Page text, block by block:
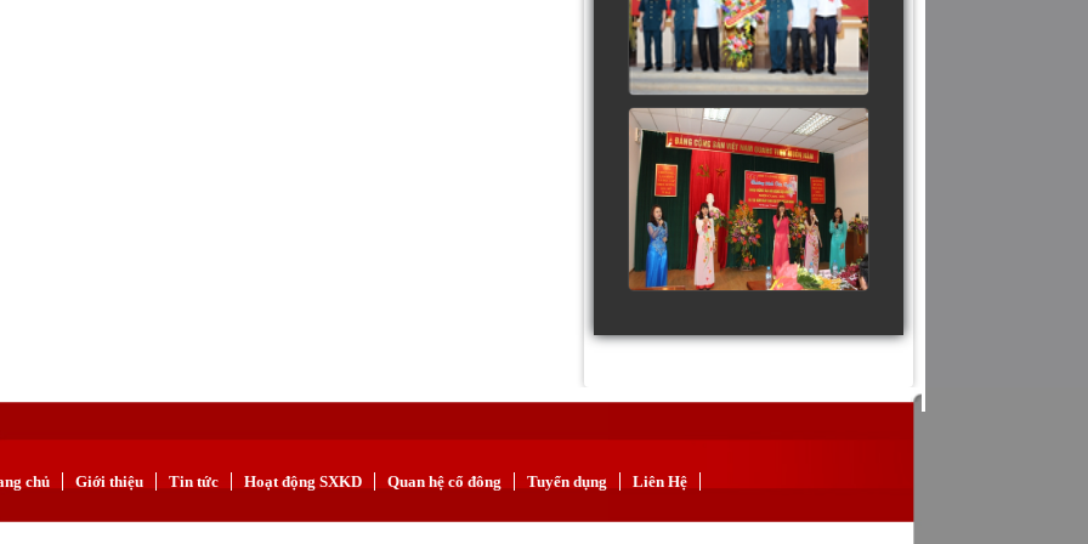
chủ Giới thiệu Tin tức Hoạt động SXKD Quan hệ cổ đông Tuyển dụng Liên Hệ